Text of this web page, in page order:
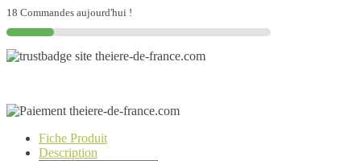
18 Commandes aujourd'hui !
Fiche Produit
Description